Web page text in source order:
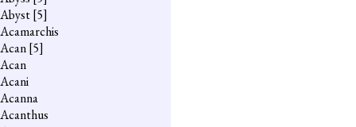
Abyst[5]
Acamarchis
Acan[5]
Acan
Acani
Acanna
Acanthus